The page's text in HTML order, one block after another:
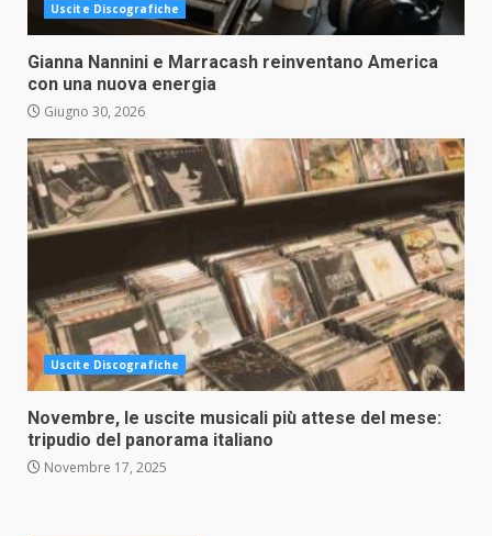
Uscite Discografiche
Gianna Nannini e Marracash reinventano America
con una nuova energia
Giugno 30, 2026
Uscite Discografiche
Novembre, le uscite musicali più attese del mese:
tripudio del panorama italiano
Novembre 17, 2025